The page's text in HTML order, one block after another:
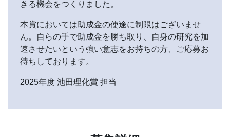
きる機会をつくりました。
本賞においては助成金の使途に制限はございませ
ん。自らの手で助成金を勝ち取り、自身の研究を加
速させたいという強い意志をお持ちの方、ご応募お
待ちしております。
2025年度 池田理化賞 担当